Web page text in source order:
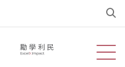
開